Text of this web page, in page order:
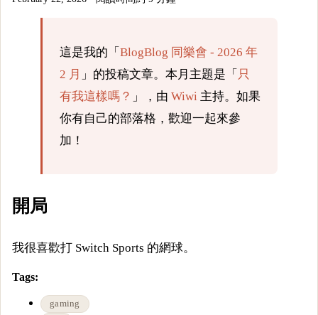
這是我的「 BlogBlog 同樂會 - 2026 年
2 月 」的投稿文章。本月主題是「 只
有我這樣嗎？ 」，由 Wiwi 主持。如果
你有自己的部落格，歡迎一起來參
加！
開局
我很喜歡打 Switch Sports 的網球。
Tags:
gaming